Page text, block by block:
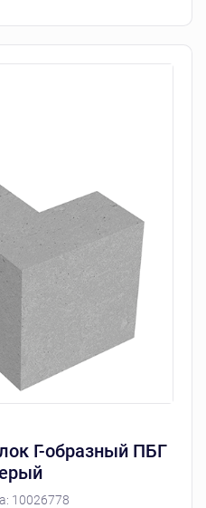
Г-образный ПБГ
10026778